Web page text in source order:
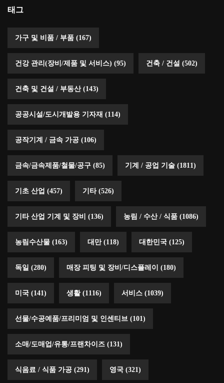
태그
가구 및 비품 / 부품 (167)
건강 관리(장비/제품 및 서비스) (95) 건축 / 건설 (502)
건축 및 건설 / 부동산(143)
공공시설/도시개발용 기자재 (114)
공작기계 / 금속 가공 (106)
금속/금속제품/철물/공구 (85) 기계 / 공업 기술 (1811)
기초 산업 (457) 기타(526)
기타 산업 기계 및 장비 (136) 농림 / 수산 / 식품 (1086)
농림수산물 (163) 대만(118) 대한민국 (125)
독일 (280) 매장 피팅 및 장비/디스플레이 (180)
미국 (141) 생활(1116) 서비스 (1039)
선물/수공예품/프리미엄 및 인센티브 (101)
소매/도매업/유통/프랜차이즈 (131)
식음료 / 식품 가공 (291) 영국 (321)